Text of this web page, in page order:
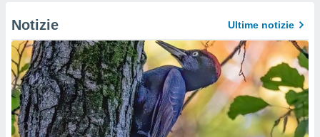
Notizie Ultime notizie